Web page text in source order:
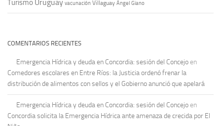
Turismo Uruguay vacunación Villaguay Ángel Giano
COMENTARIOS RECIENTES
Emergencia Hídrica y deuda en Concordia: sesión del Concejo en
Comedores escolares en Entre Ríos: la Justicia ordenó frenar la
distribución de alimentos con sellos y el Gobierno anunció que apelará
Emergencia Hídrica y deuda en Concordia: sesión del Concejo en
Concordia solicita la Emergencia Hídrica ante amenaza de crecida por El